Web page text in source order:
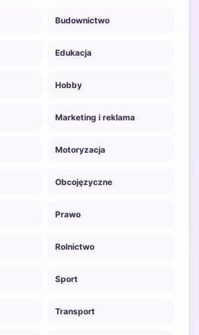
Budownictwo
Edukacja
Hobby
Marketing i reklama
Motoryzacja
Obcojęzyczne
Prawo
Rolnictwo
Sport
Transport